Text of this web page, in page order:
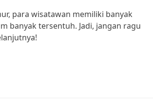
para wisatawan memiliki banyak
banyak tersentuh. Jadi, jangan ragu